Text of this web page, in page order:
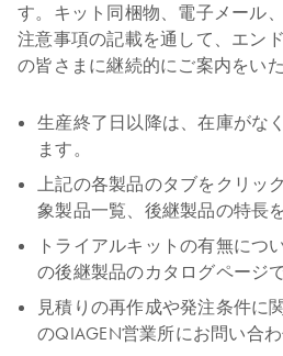
す。キット同梱物、電子メール
注意事項の記載を通して、エン
の皆さまに継続的にご案内をいた
生産終了日以降は、在庫がな
ます。
上記の各製品のタブをクリッ
象製品一覧、後継製品の特長
トライアルキットの有無につ
の後継製品のカタログページ
見積りの再作成や発注条件に
のQIAGEN営業所にお問い合わ